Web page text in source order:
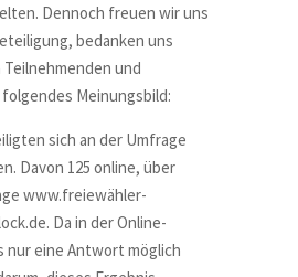
Dennoch freuen wir uns
bedanken uns
und
Meinungsbild:
sich an der Umfrage
Davon 125 online, über
www.freiewähler-
. Da in der Online-
nur eine Antwort möglich